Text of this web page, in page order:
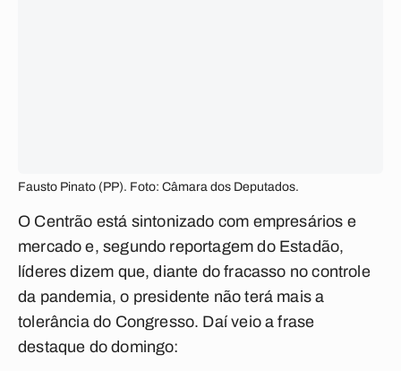
Fausto Pinato (PP). Foto: Câmara dos Deputados.
O Centrão está sintonizado com empresários e
mercado e, segundo reportagem do Estadão,
líderes dizem que, diante do fracasso no controle
da pandemia, o presidente não terá mais a
tolerância do Congresso. Daí veio a frase
destaque do domingo: